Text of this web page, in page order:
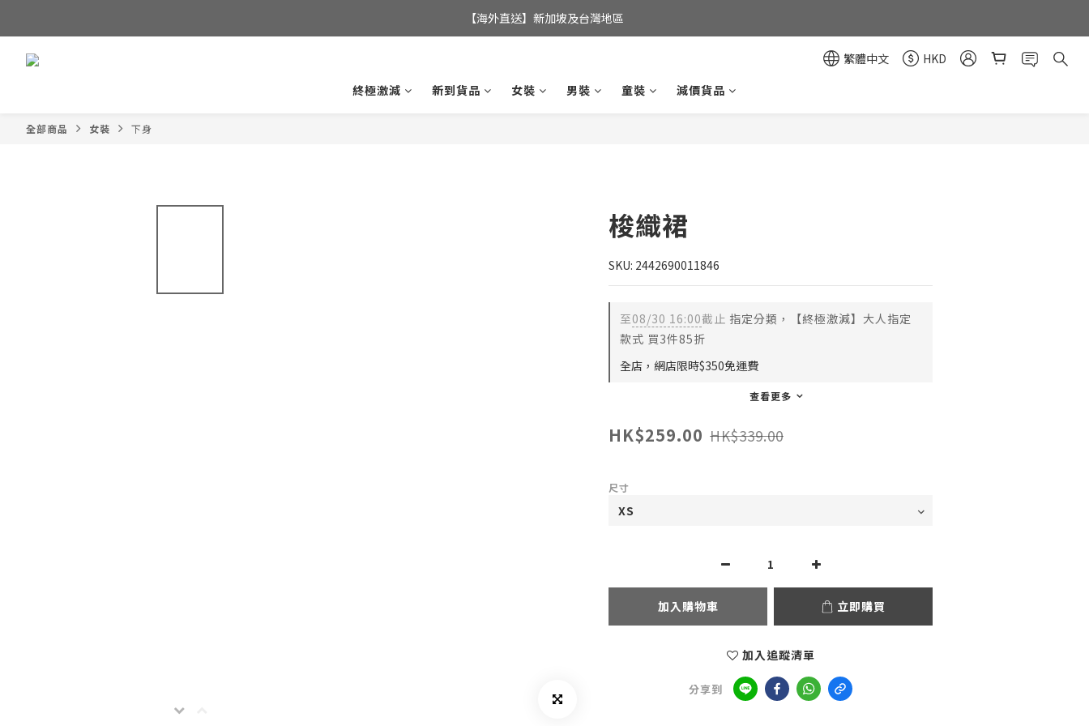
全店滿$350，即可享港澳地區免運費;
【海外直送】新加坡及台灣地區
繁體中文
HKD
終極激減
新到貨品 女裝 男裝 童裝 減價貨品
全部商品 女裝 下身
梭織裙
SKU: 2442690011846
至08/30 16:00截止 指定分類，【終極激減】大人指定
款式 買3件85折
全店，網店限時$350免運費
查看更多
HK$259.00 HK$339.00
尺寸
加入購物車 立即購買
加入追蹤清單
分享到